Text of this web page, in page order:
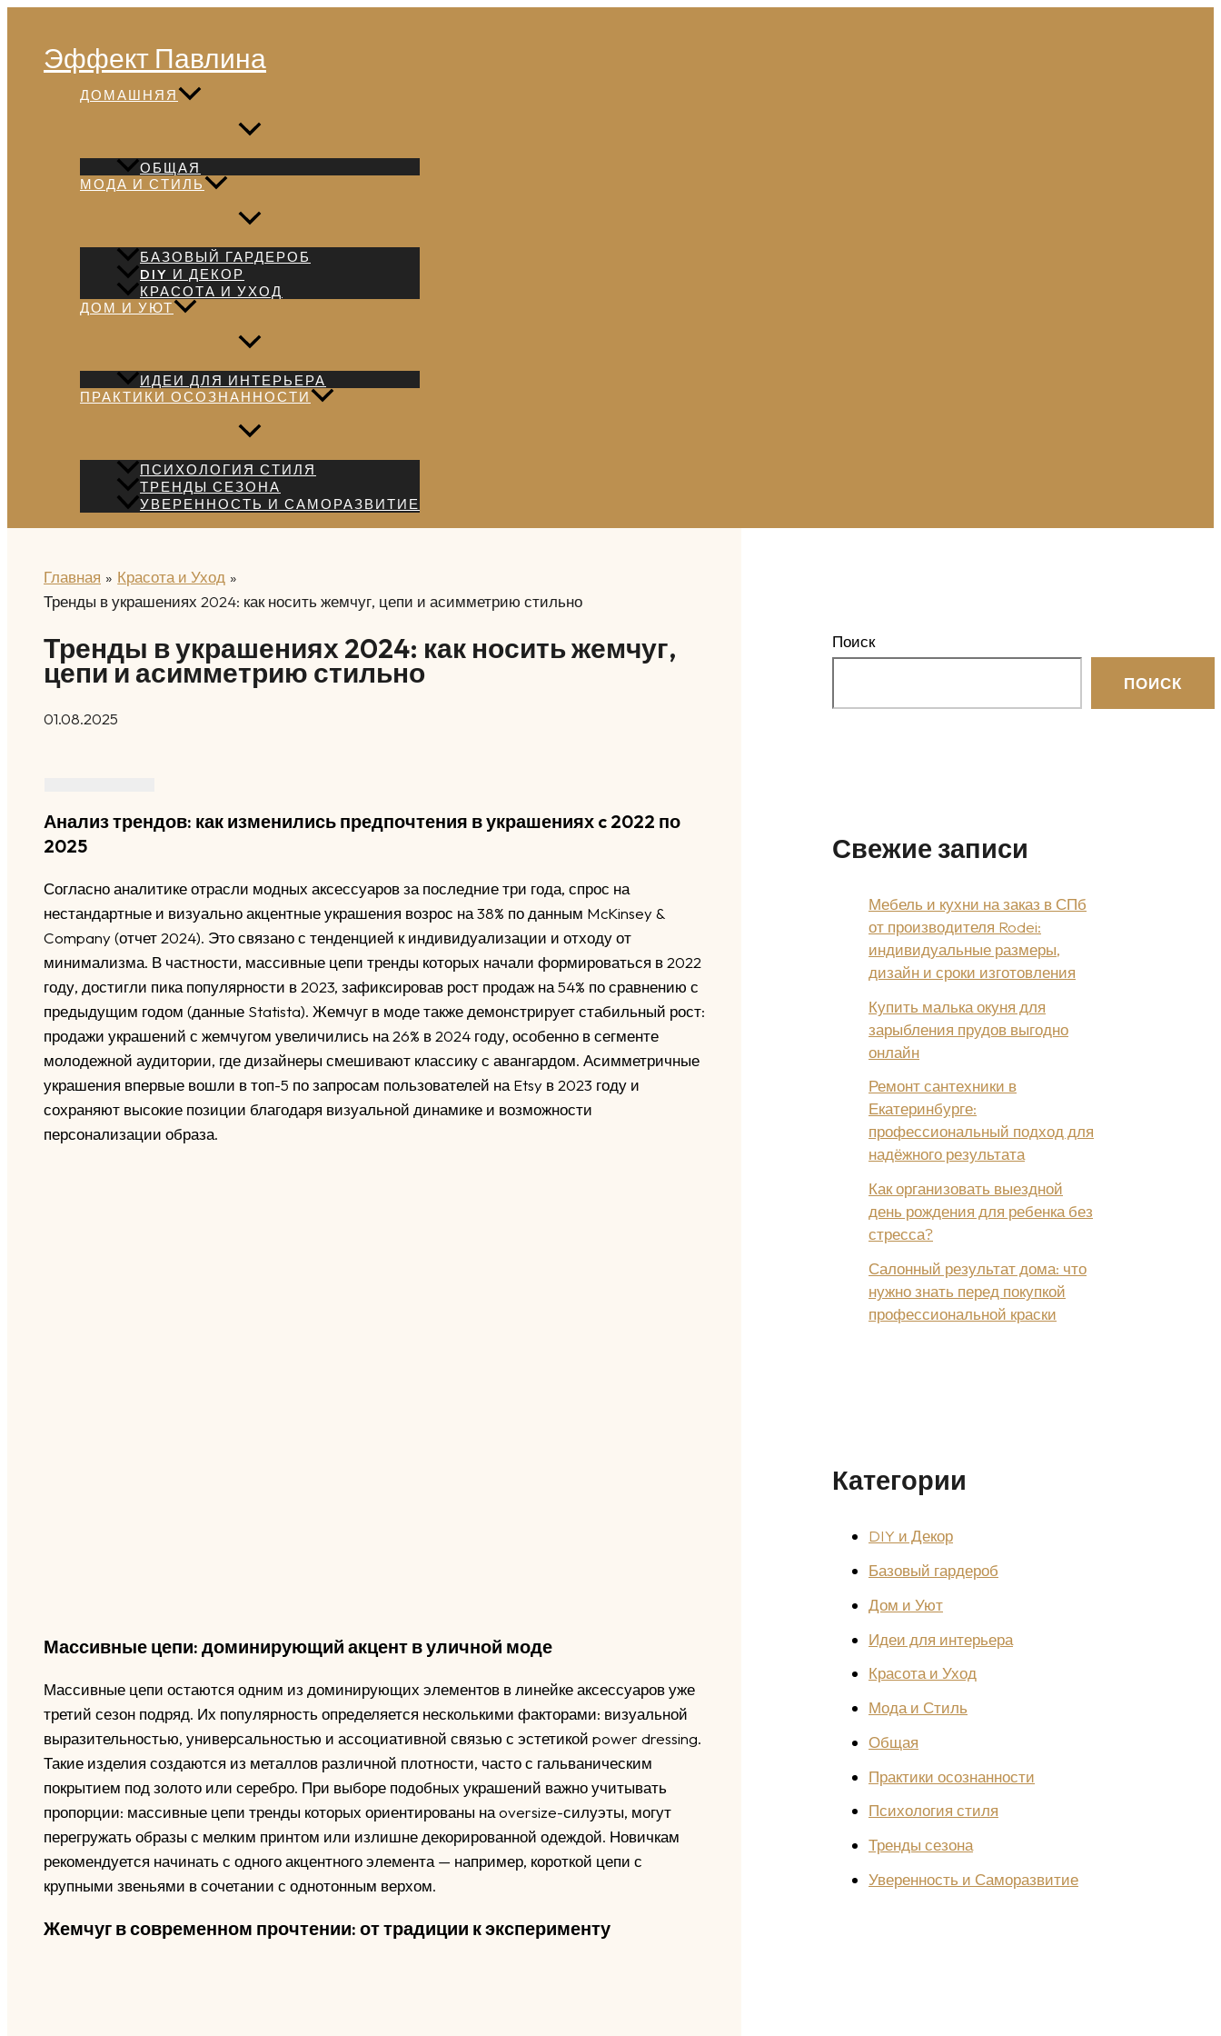
содержимому
Эффект Павлина
ДОМАШНЯЯ
ОБЩАЯ
МОДА И СТИЛЬ
БАЗОВЫЙ ГАРДЕРОБ
DIY И ДЕКОР
КРАСОТА И УХОД
ДОМ И УЮТ
ИДЕИ ДЛЯ ИНТЕРЬЕРА
ПРАКТИКИ ОСОЗНАННОСТИ
ПСИХОЛОГИЯ СТИЛЯ
ТРЕНДЫ СЕЗОНА
УВЕРЕННОСТЬ И САМОРАЗВИТИЕ
Главная
Красота и Уход
Тренды в украшениях 2024: как носить жемчуг, цепи и асимметрию стильно
Тренды в украшениях 2024: как носить жемчуг,
цепи и асимметрию стильно
01.08.2025
Анализ трендов: как изменились предпочтения в украшениях c 2022 по
2025
Согласно аналитике отрасли модных аксессуаров за последние три года, спрос на
нестандартные и визуально акцентные украшения возрос на 38% по данным McKinsey &
Company (отчет 2024). Это связано с тенденцией к индивидуализации и отходу от
минимализма. В частности, массивные цепи тренды которых начали формироваться в 2022
году, достигли пика популярности в 2023, зафиксировав рост продаж на 54% по сравнению с
предыдущим годом (данные Statista). Жемчуг в моде также демонстрирует стабильный рост:
продажи украшений с жемчугом увеличились на 26% в 2024 году, особенно в сегменте
молодежной аудитории, где дизайнеры смешивают классику с авангардом. Асимметричные
украшения впервые вошли в топ-5 по запросам пользователей на Etsy в 2023 году и
сохраняют высокие позиции благодаря визуальной динамике и возможности
персонализации образа.
Массивные цепи: доминирующий акцент в уличной моде
Массивные цепи остаются одним из доминирующих элементов в линейке аксессуаров уже
третий сезон подряд. Их популярность определяется несколькими факторами: визуальной
выразительностью, универсальностью и ассоциативной связью с эстетикой power dressing.
Такие изделия создаются из металлов различной плотности, часто с гальваническим
покрытием под золото или серебро. При выборе подобных украшений важно учитывать
пропорции: массивные цепи тренды которых ориентированы на oversize-силуэты, могут
перегружать образы с мелким принтом или излишне декорированной одеждой. Новичкам
рекомендуется начинать с одного акцентного элемента — например, короткой цепи с
крупными звеньями в сочетании с однотонным верхом.
Жемчуг в современном прочтении: от традиции к эксперименту
Поиск
ПОИСК
Свежие записи
Мебель и кухни на заказ в СПб
от производителя Rodei:
индивидуальные размеры,
дизайн и сроки изготовления
Купить малька окуня для
зарыбления прудов выгодно
онлайн
Ремонт сантехники в
Екатеринбурге:
профессиональный подход для
надёжного результата
Как организовать выездной
день рождения для ребенка без
стресса?
Салонный результат дома: что
нужно знать перед покупкой
профессиональной краски
Категории
DIY и Декор
Базовый гардероб
Дом и Уют
Идеи для интерьера
Красота и Уход
Мода и Стиль
Общая
Практики осознанности
Психология стиля
Тренды сезона
Уверенность и Саморазвитие